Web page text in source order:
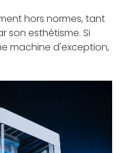
hors normes, tant
son esthétisme. Si
machine d'exception,